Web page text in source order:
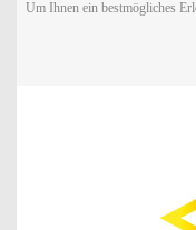
Um Ihnen ein bestmögliches